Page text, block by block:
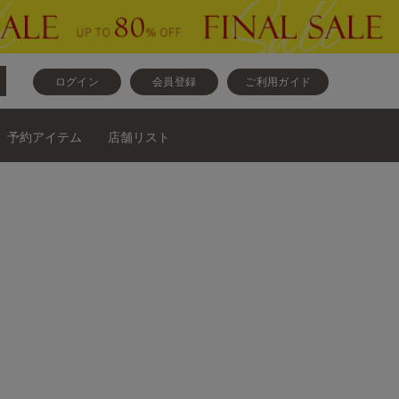
ログイン 会員登録 ご利用ガイド
予約アイテム 店舗リスト